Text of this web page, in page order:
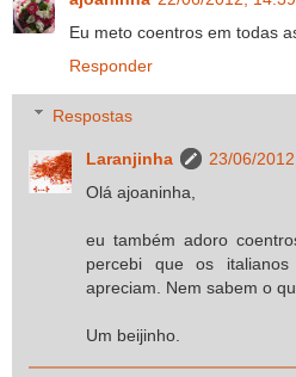
Eu meto coentros em todas
Responder
Respostas
Laranjinha
23/06/
Olá ajoaninha,
eu também adoro
percebi que os
apreciam. Nem sabem o
Um beijinho.